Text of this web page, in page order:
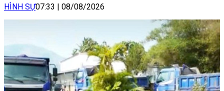
HÌNH SỰ07:33 08/08/2026